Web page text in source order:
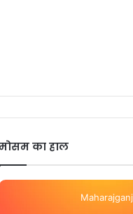
का हाल
Maharajganj